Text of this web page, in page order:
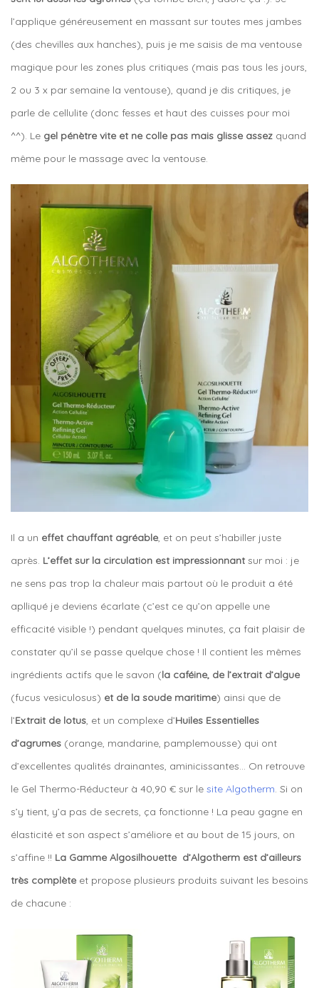
l’applique généreusement en massant sur toutes mes jambes
(des chevilles aux hanches), puis je me saisis de ma ventouse
magique pour les zones plus critiques (mais pas tous les jours,
2 ou 3 x par semaine la ventouse), quand je dis critiques, je
parle de cellulite (donc fesses et haut des cuisses pour moi
^^). Le gel pénètre vite et ne colle pas mais glisse assez quand
même pour le massage avec la ventouse.
Il a un effet chauffant agréable , et on peut s’habiller juste
après. L’effet sur la circulation est impressionnant sur moi : je
ne sens pas trop la chaleur mais partout où le produit a été
aplliqué je deviens écarlate (c’est ce qu’on appelle une
efficacité visible !) pendant quelques minutes, ça fait plaisir de
constater qu’il se passe quelque chose ! Il contient les mêmes
ingrédients actifs que le savon (la caféine, de l’extrait d’algue
(fucus vesiculosus) et de la soude maritime) ainsi que de
l’Extrait de lotus , et un complexe d’Huiles Essentielles
d’agrumes (orange, mandarine, pamplemousse) qui ont
d’excellentes qualités drainantes, aminicissantes… On retrouve
le Gel Thermo-Réducteur à 40,90 € sur le site Algotherm . Si on
s’y tient, y’a pas de secrets, ça fonctionne ! La peau gagne en
élasticité et son aspect s’améliore et au bout de 15 jours, on
s’affine !! La Gamme Algosilhouette d’Algotherm est d’ailleurs
très complète et propose plusieurs produits suivant les besoins
de chacune :